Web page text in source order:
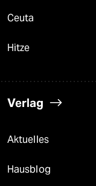
Ceuta
Hitze
Verlag
Aktuelles
Hausblog